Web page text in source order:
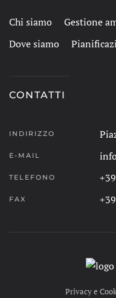
Chi siamo Gestione
Dove siamo
CONTATTI
INDIRIZZO
E-MAIL
TELEFONO
FAX
Privacy e